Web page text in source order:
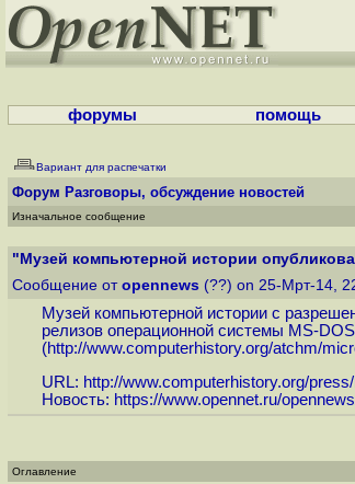
форумы помощь
Вариант для распечатки
Форум Разговоры, обсуждение новостей
Изначальное сообщение
"Музей компьютерной истории
Сообщение от opennews (??) on 25-Мрт-14,
Музей компьютерной истории с
релизов операционной системы MS-
(http://www.computerhistory.org/atchm/
URL: http://www.computerhistory.org/
Новость: https://www.opennet.ru/
Оглавление